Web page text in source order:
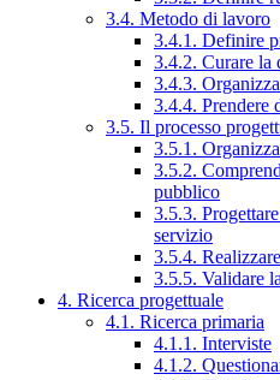
3.4. Metodo di lavoro
3.4.1. Definire
3.4.2. Curare la
3.4.3.
3.4.4. Prendere
3.5. Il processo
3.5.1.
3.5.2.
pubblico
3.5.3.
servizio
3.5.4.
3.5.5. Validare
4. Ricerca progettuale
4.1. Ricerca primaria
4.1.1. Interviste
4.1.2.